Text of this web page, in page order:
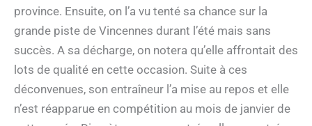
province. Ensuite, on l’a vu tenté sa chance sur la
grande piste de Vincennes durant l’été mais sans
succès. A sa décharge, on notera qu’elle affrontait des
lots de qualité en cette occasion. Suite à ces
déconvenues, son entraîneur l’a mise au repos et elle
n’est réapparue en compétition au mois de janvier de